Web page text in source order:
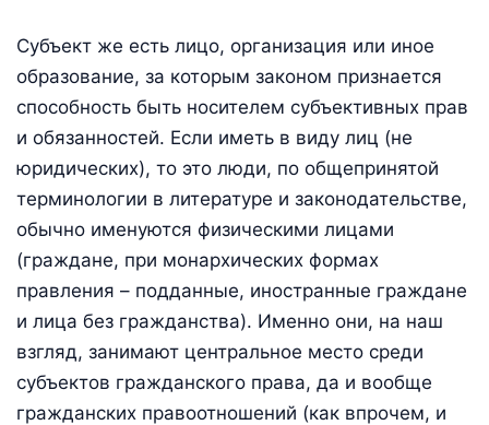
Субъект же есть лицо, организация или иное
образование, за которым законом признается
способность быть носителем субъективных прав
и обязанностей. Если иметь в виду лиц (не
юридических), то это люди, по общепринятой
терминологии в литературе и законодательстве,
обычно именуются физическими лицами
(граждане, при монархических формах
правления – подданные, иностранные граждане
и лица без гражданства). Именно они, на наш
взгляд, занимают центральное место среди
субъектов гражданского права, да и вообще
гражданских правоотношений (как впрочем, и